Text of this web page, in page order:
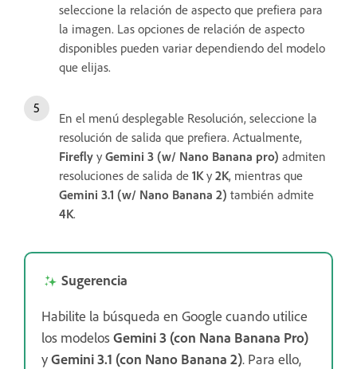
seleccione la relación de aspecto que prefiera para
la imagen. Las opciones de relación de aspecto
disponibles pueden variar dependiendo del modelo
que elijas.
En el menú desplegable Resolución, seleccione la
resolución de salida que prefiera. Actualmente,
Firefly y Gemini 3 (w/ Nano Banana pro) admiten
resoluciones de salida de 1Ky 2K, mientras que
Gemini 3.1 (w/ Nano Banana 2) también admite
4K.
Sugerencia
Habilite la búsqueda en Google cuando utilice
los modelosGemini 3 (con Nana Banana Pro)
yGemini 3.1 (con Nano Banana 2). Para ello,